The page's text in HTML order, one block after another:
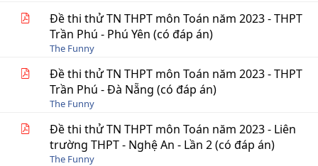
Đề thi thử TN THPT môn Toán năm 2023 - THPT
Trần Phú - Phú Yên (có đáp án)
The Funny
Đề thi thử TN THPT môn Toán năm 2023 - THPT
Trần Phú - Đà Nẵng (có đáp án)
The Funny
Đề thi thử TN THPT môn Toán năm 2023 - Liên
trường THPT - Nghệ An - Lần 2 (có đáp án)
The Funny